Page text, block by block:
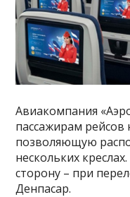
Авиакомпания
пассажирам рейсов
позволяющую
нескольких
сторону – при
Денпасар.